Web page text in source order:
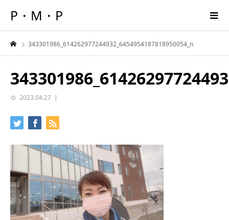
P・M・P
343301986_614262977244932_6454954187818950054_n
2023.04.27